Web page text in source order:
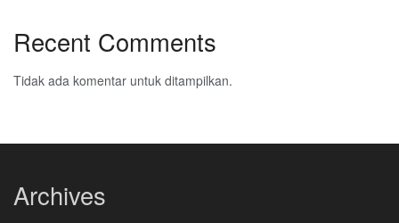
Recent Comments
Tidak ada komentar untuk ditampilkan.
Archives